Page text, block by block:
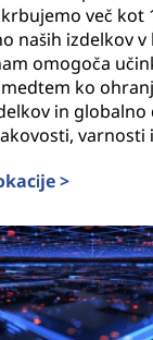
več kot
naših izdelkov
omogoča
ko
in
>